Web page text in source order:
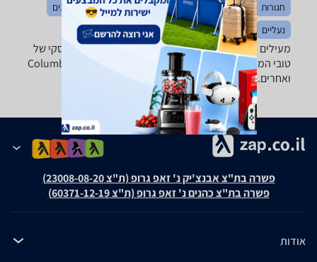
חגורות הלבשה כללי כובעים מכנסיים
חולצות וסריגים
נעליים
בגדי ספורט
מעילים - ‏רוח מבחר ענק של מעילי פליז, רוח, גשם פוך וסקי של
טובי המותגים: Columbia, Marmot, The North Face, Salewa
ואחרים.
פשרה בת"צ אבנצ'יק נ' זאפ גרופ (ת"צ 23008-08-20)
פשרה בת"צ כהנים נ' זאפ גרופ (ת"צ 60371-12-19)
אודות